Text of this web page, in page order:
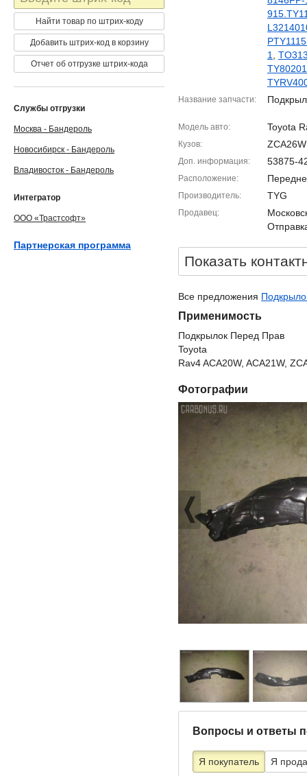
1
Название запчасти
Модель авто Toyota
Кузов ZCA26W
Доп. информация 53875-
Расположение
Производитель TYG
Продавец
Показать
Все предложения
Применимость
Подкрылок Перед Прав
Toyota
Rav4 ACA20W, ACA21W,
Фотографии
Вопросы и ответы
Я покупатель Я
код
Найти товар по штрих-коду
Добавить штрих-код в корзину
Отчет об отгрузке штрих-кода
Службы отгрузки
Москва - Бандероль
Новосибирск - Бандероль
Владивосток - Бандероль
Интегратор
ООО «Трастсофт»
Партнерская программа